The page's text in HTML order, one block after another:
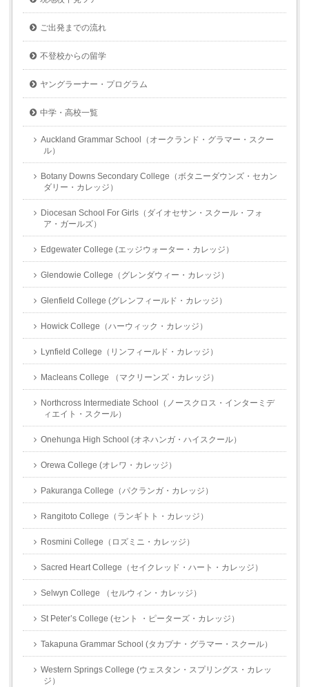
ご出発までの流れ
不登校からの留学
ヤングラーナー・プログラム
中学・高校一覧
Auckland Grammar School（オークランド・グラマー・スクー
ル）
Botany Downs Secondary College（ボタニーダウンズ・セカン
ダリー・カレッジ）
Diocesan School For Girls（ダイオセサン・スクール・フォ
ア・ガールズ）
Edgewater College (エッジウォーター・カレッジ）
Glendowie College（グレンダウィー・カレッジ）
Glenfield College (グレンフィールド・カレッジ）
Howick College（ハーウィック・カレッジ）
Lynfield College（リンフィールド・カレッジ）
Macleans College （マクリーンズ・カレッジ）
Northcross Intermediate School（ノースクロス・インターミデ
ィエイト・スクール）
Onehunga High School (オネハンガ・ハイスクール）
Orewa College (オレワ・カレッジ）
Pakuranga College（パクランガ・カレッジ）
Rangitoto College（ランギトト・カレッジ）
Rosmini College（ロズミニ・カレッジ）
Sacred Heart College（セイクレッド・ハート・カレッジ）
Selwyn College （セルウィン・カレッジ）
St Peter’s College (セント ・ピーターズ・カレッジ）
Takapuna Grammar School (タカプナ・グラマー・スクール）
Western Springs College (ウェスタン・スプリングス・カレッ
ジ）